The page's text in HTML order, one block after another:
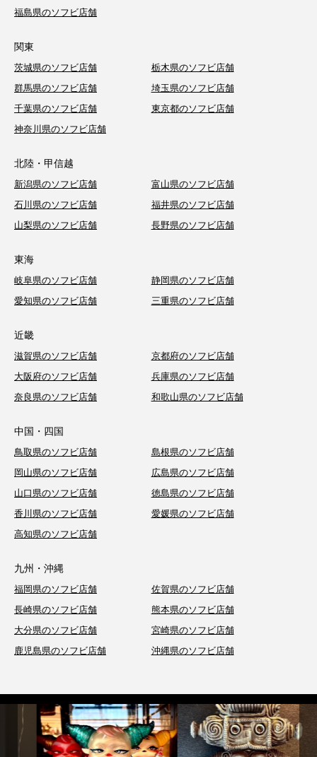
福島県のソフビ店舗
関東
茨城県のソフビ店舗
栃木県のソフビ店舗
群馬県のソフビ店舗
埼玉県のソフビ店舗
千葉県のソフビ店舗
東京都のソフビ店舗
神奈川県のソフビ店舗
北陸・甲信越
新潟県のソフビ店舗
富山県のソフビ店舗
石川県のソフビ店舗
福井県のソフビ店舗
山梨県のソフビ店舗
長野県のソフビ店舗
東海
岐阜県のソフビ店舗
静岡県のソフビ店舗
愛知県のソフビ店舗
三重県のソフビ店舗
近畿
滋賀県のソフビ店舗
京都府のソフビ店舗
大阪府のソフビ店舗
兵庫県のソフビ店舗
奈良県のソフビ店舗
和歌山県のソフビ店舗
中国・四国
鳥取県のソフビ店舗
島根県のソフビ店舗
岡山県のソフビ店舗
広島県のソフビ店舗
山口県のソフビ店舗
徳島県のソフビ店舗
香川県のソフビ店舗
愛媛県のソフビ店舗
高知県のソフビ店舗
九州・沖縄
福岡県のソフビ店舗
佐賀県のソフビ店舗
長崎県のソフビ店舗
熊本県のソフビ店舗
大分県のソフビ店舗
宮崎県のソフビ店舗
鹿児島県のソフビ店舗
沖縄県のソフビ店舗